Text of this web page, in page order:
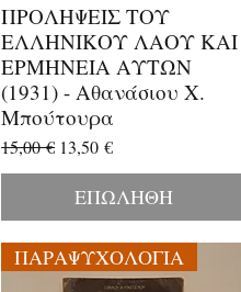
Γρήγορη προβολή
ΠΡΟΛΗΨΕΙΣ ΤΟΥ
ΕΛΛΗΝΙΚΟΥ ΛΑΟΥ ΚΑΙ
ΕΡΜΗΝΕΙΑ ΑΥΤΩΝ
(1931) - Αθανάσιου Χ.
Μπούτουρα
Κανονική τιμή
15,00 € Τιμή Έκπτωσης
13,50 €
ΕΠΩΛΗΘΗ
ΠΑΡΑΨΥΧΟΛΟΓΙΑ